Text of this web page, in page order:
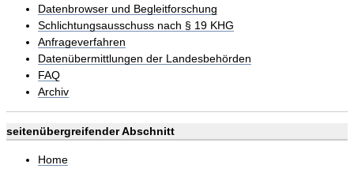
Datenbrowser und Begleitforschung
Schlichtungsausschuss nach § 19 KHG
Anfrageverfahren
Datenübermittlungen der Landesbehörden
FAQ
Archiv
seitenübergreifender Abschnitt
Home